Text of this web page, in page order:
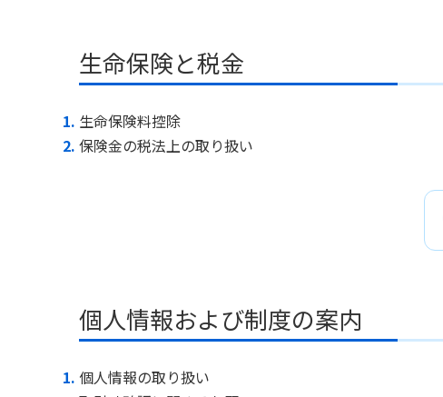
生命保険と税金
生命保険料控除
保険金の税法上の取り扱い
個人情報および制度の案内
個人情報の取り扱い